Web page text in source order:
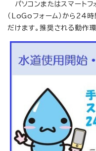
パソコンまたはスマートフ
（LoGoフォーム）から24
だけます。推奨される動作